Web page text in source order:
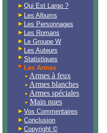
Qui Est Largo ?
Les Albums
Les Personnages
Les Romans
Le Groupe W
Les Auteurs
Statistiques
Les Armes
Armes à feux
Armes blanches
Armes spéciales
Main nues
Vos Commentaires
Conclusion
Copyright ©